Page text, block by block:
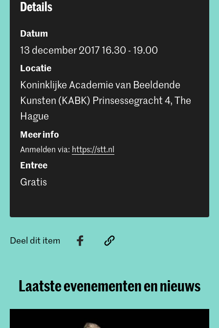
Details
Datum
13 december 2017 16.30 - 19.00
Locatie
Koninklijke Academie van Beeldende
Kunsten (KABK) Prinsessegracht 4, The
Hague
Meer info
Anmelden via: https://stt.nl
Entree
Gratis
Deel dit item
Laatste evenementen en nieuws